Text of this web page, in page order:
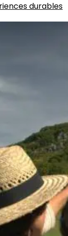
durables